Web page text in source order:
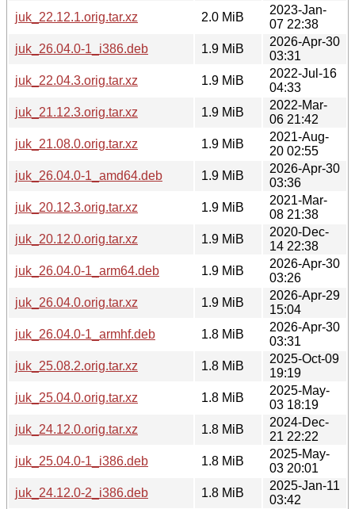
juk_22.12.1.orig.tar.xz
2.0 MiB
2023-Jan-
07 22:38
juk_26.04.0-1_i386.deb
1.9 MiB
2026-Apr-30
03:31
juk_22.04.3.orig.tar.xz
1.9 MiB
2022-Jul-16
04:33
juk_21.12.3.orig.tar.xz
1.9 MiB
2022-Mar-
06 21:42
juk_21.08.0.orig.tar.xz
1.9 MiB
2021-Aug-
20 02:55
juk_26.04.0-1_amd64.deb
1.9 MiB
2026-Apr-30
03:36
juk_20.12.3.orig.tar.xz
1.9 MiB
2021-Mar-
08 21:38
juk_20.12.0.orig.tar.xz
1.9 MiB
2020-Dec-
14 22:38
juk_26.04.0-1_arm64.deb
1.9 MiB
2026-Apr-30
03:26
juk_26.04.0.orig.tar.xz
1.9 MiB
2026-Apr-29
15:04
juk_26.04.0-1_armhf.deb
1.8 MiB
2026-Apr-30
03:31
juk_25.08.2.orig.tar.xz
1.8 MiB
2025-Oct-09
19:19
juk_25.04.0.orig.tar.xz
1.8 MiB
2025-May-
03 18:19
juk_24.12.0.orig.tar.xz
1.8 MiB
2024-Dec-
21 22:22
juk_25.04.0-1_i386.deb
1.8 MiB
2025-May-
03 20:01
juk_24.12.0-2_i386.deb
1.8 MiB
2025-Jan-11
03:42